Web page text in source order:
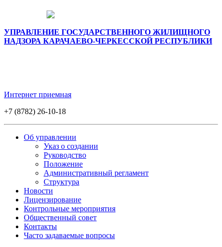
УПРАВЛЕНИЕ ГОСУДАРСТВЕННОГО ЖИЛИЩНОГО
НАДЗОРА КАРАЧАЕВО-ЧЕРКЕССКОЙ РЕСПУБЛИКИ
Интернет приемная
+7 (8782) 26-10-18
Об управлении
Указ о создании
Руководство
Положение
Административный регламент
Структура
Новости
Лицензирование
Контрольные мероприятия
Общественный совет
Контакты
Часто задаваемые вопросы